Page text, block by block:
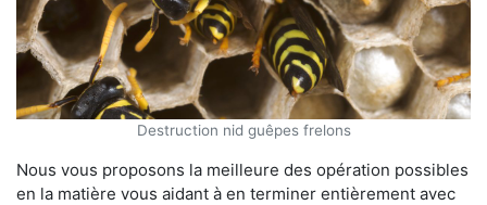
Destruction nid guêpes frelons
Nous vous proposons la meilleure des opération possibles
en la matière vous aidant à en terminer entièrement avec